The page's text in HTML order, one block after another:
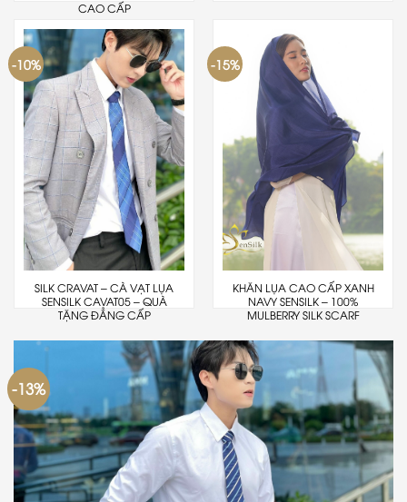
CAO CẤP
-10%
SILK CRAVAT – CÀ VẠT LỤA
SENSILK CAVAT05 – QUÀ
TẶNG ĐẲNG CẤP
-15%
KHĂN LỤA CAO CẤP XANH
NAVY SENSILK – 100%
MULBERRY SILK SCARF
-13%